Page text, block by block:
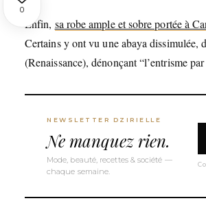
0
Enfin, sa robe ample et sobre portée à
Certains y ont vu une abaya dissimulée,
(Renaissance), dénonçant “l’entrisme
NEWSLETTER DZIRIELLE
Ne manquez rien.
Mode, beauté, recettes & société —
chaque semaine.